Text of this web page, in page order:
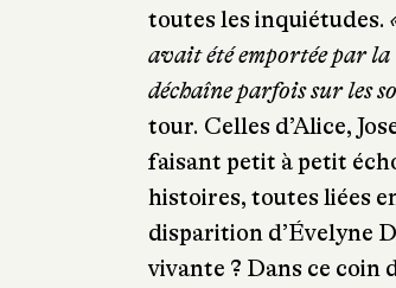
toutes les inquiétudes.
avait été emportée par la
déchaîne parfois sur les
tour. Celles d’Alice,
faisant petit à petit
histoires, toutes liées
disparition d’Évelyne
vivante ? Dans ce coin